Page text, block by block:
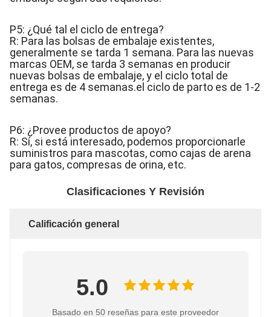
P5: ¿Qué tal el ciclo de entrega?
R: Para las bolsas de embalaje existentes,
generalmente se tarda 1 semana. Para las nuevas
marcas OEM, se tarda 3 semanas en producir
nuevas bolsas de embalaje, y el ciclo total de
entrega es de 4 semanas.el ciclo de parto es de 1-2
semanas.
P6: ¿Provee productos de apoyo?
R: Sí, si está interesado, podemos proporcionarle
suministros para mascotas, como cajas de arena
para gatos, compresas de orina, etc.
Clasificaciones Y Revisión
Calificación general
5.0
Basado en 50 reseñas para este proveedor